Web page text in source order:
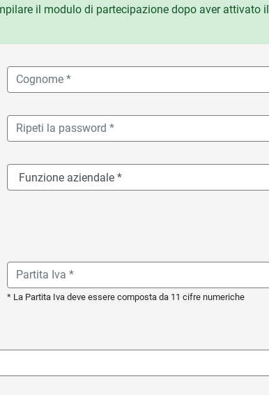
il modulo di partecipazione dopo aver attivato il
* La Partita Iva deve essere composta da 11 cifre numeriche